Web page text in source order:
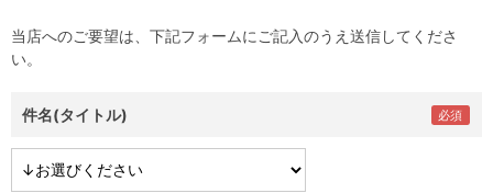
当店へのご要望は、下記フォームにご記入のうえ送信してくださ
い。
件名(タイトル)